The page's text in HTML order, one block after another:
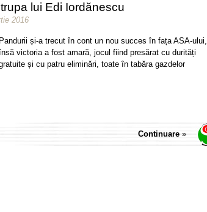
lui Edi Iordănescu
2016
Pandurii și-a trecut în cont un nou succes în fața ASA-ului,
victoria a fost amară, jocul fiind presărat cu durități
și cu patru eliminări, toate în tabăra gazdelor
Continuare »